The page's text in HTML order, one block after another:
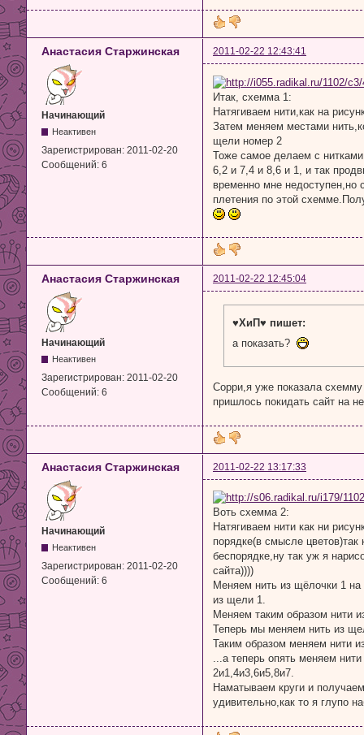
Анастасия Старжинская 2011-02-22 12:43:41
Начинающий
Неактивен
Зарегистрирован: 2011-02-20
Сообщений: 6
Итак, схемма 1:
Натягиваем нити,как на
Затем меняем местами
щели номер 2
Тоже самое делаем с
6,2 и 7,4 и 8,6 и 1, и так
временно мне недоступен,но
плетения по этой
Анастасия Старжинская 2011-02-22 12:45:04
Начинающий
Неактивен
Зарегистрирован: 2011-02-20
Сообщений: 6
♥ХиП♥ пишет:
а показать?
Сорри,я уже показала
пришлось покидать сайт на
Анастасия Старжинская 2011-02-22 13:17:33
Начинающий
Неактивен
Зарегистрирован: 2011-02-20
Сообщений: 6
Воть схемма 2:
Натягиваем нити как ни
порядке(в смысле цветов)так
беспорядке,ну так уж я
сайта))))
Меняем нить из щёлочки 1
из щели 1.
Меняем таким образом нити
Теперь мы меняем нить из
Таким образом меняем нити
...а теперь опять меняем
2и1,4и3,6и5,8и7.
Наматываем круги и
удивительно,как то я глупо